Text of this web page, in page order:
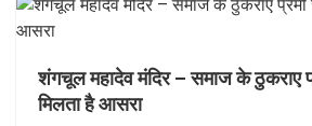
शंगचूल महादेव मंदिर – समाज के ठुकराए
मिलता है आसरा